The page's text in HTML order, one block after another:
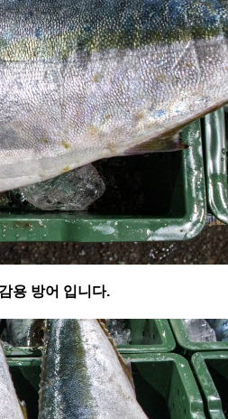
용 방어 입니다.